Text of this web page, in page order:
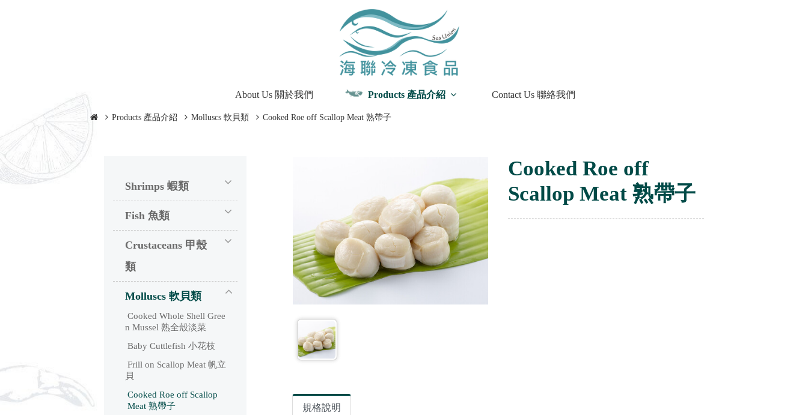
About Us 關於我們
About Us 關於我們
Products 產品介紹
Products 產品介紹
Contact Us 聯絡我們
Products 產品介紹 Molluscs 軟貝類 Cooked Roe off Scallop Meat 熟帶子
Shrimps 蝦類
Fish 魚類
Crustaceans 甲殼
類
Molluscs 軟貝類
Cooked Whole Shell Gree
n Mussel 熟全殼淡菜
Baby Cuttlefish 小花枝
Frill on Scallop Meat 帆立
貝
Cooked Roe off Scallop
Meat 熟帶子
Cooked Roe off
Scallop Meat 熟帶子
規格說明